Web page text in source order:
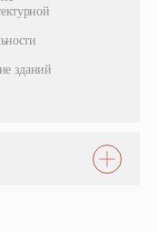
зданий